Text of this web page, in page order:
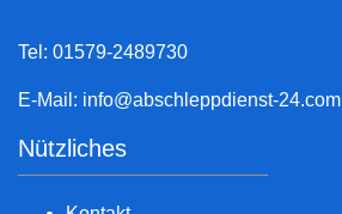
Tel: 01579-2489730
E-Mail: info@abschleppdienst-24.com
Nützliches